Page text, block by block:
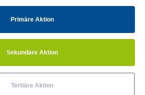
Primäre Aktion
Sekundäre Aktion
Tertiäre Aktion